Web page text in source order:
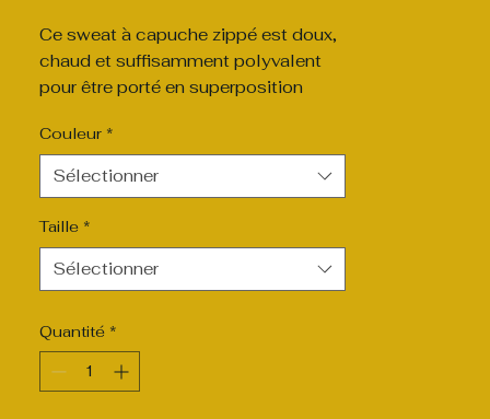
Ce sweat à capuche zippé est doux,
chaud et suffisamment polyvalent
pour être porté en superposition
décontractée et ses détails épurés,
c'est le genre de sweat que vous
porterez au quotidien, que vous
soyez en déplacement ou en train de
• 80 % coton, 20 % polyester
Couleur *
Sélectionner
Taille *
Sélectionner
Quantité *